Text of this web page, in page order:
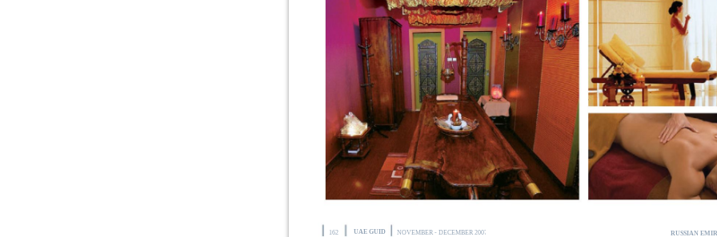
162 UAE GUIDE RUSSIAN
NOVEMBER - DECEMBER 2007